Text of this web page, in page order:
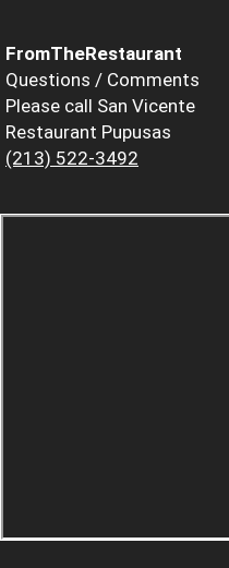
FromTheRestaurant
Questions / Comments
Please call San Vicente
Restaurant Pupusas
(213) 522-3492